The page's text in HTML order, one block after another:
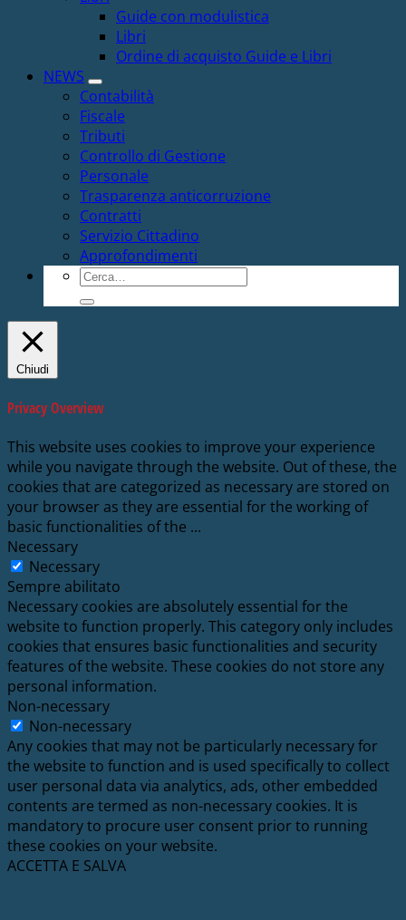
Guide con modulistica
Libri
Ordine di acquisto Guide e Libri
NEWS
Contabilità
Fiscale
Tributi
Controllo di Gestione
Personale
Trasparenza anticorruzione
Contratti
Servizio Cittadino
Approfondimenti
Cerca:
Chiudi
Privacy Overview
This website uses cookies to improve your experience
while you navigate through the website. Out of these, the
cookies that are categorized as necessary are stored on
your browser as they are essential for the working of
basic functionalities of the ...
Necessary
Necessary
Sempre abilitato
Necessary cookies are absolutely essential for the
website to function properly. This category only includes
cookies that ensures basic functionalities and security
features of the website. These cookies do not store any
personal information.
Non-necessary
Non-necessary
Any cookies that may not be particularly necessary for
the website to function and is used specifically to collect
user personal data via analytics, ads, other embedded
contents are termed as non-necessary cookies. It is
mandatory to procure user consent prior to running
these cookies on your website.
ACCETTA E SALVA